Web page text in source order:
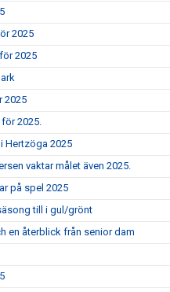
2025
2025
2025
2025.
Hertzöga 2025
vaktar målet även 2025.
på spel 2025
till i gul/grönt
en återblick från senior dam